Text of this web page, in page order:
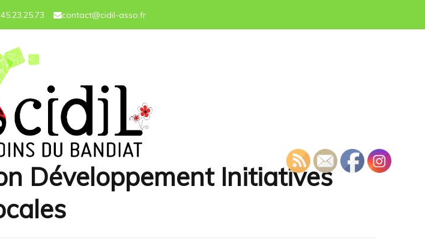
contact@cidil-asso.fr
Développement Initiatives